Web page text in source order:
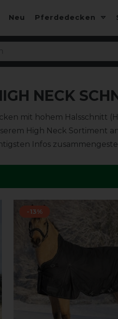
Neu Pferdedecken
NECK
mit hohem Halsschnitt
High Neck Sortiment
Infos
-13%